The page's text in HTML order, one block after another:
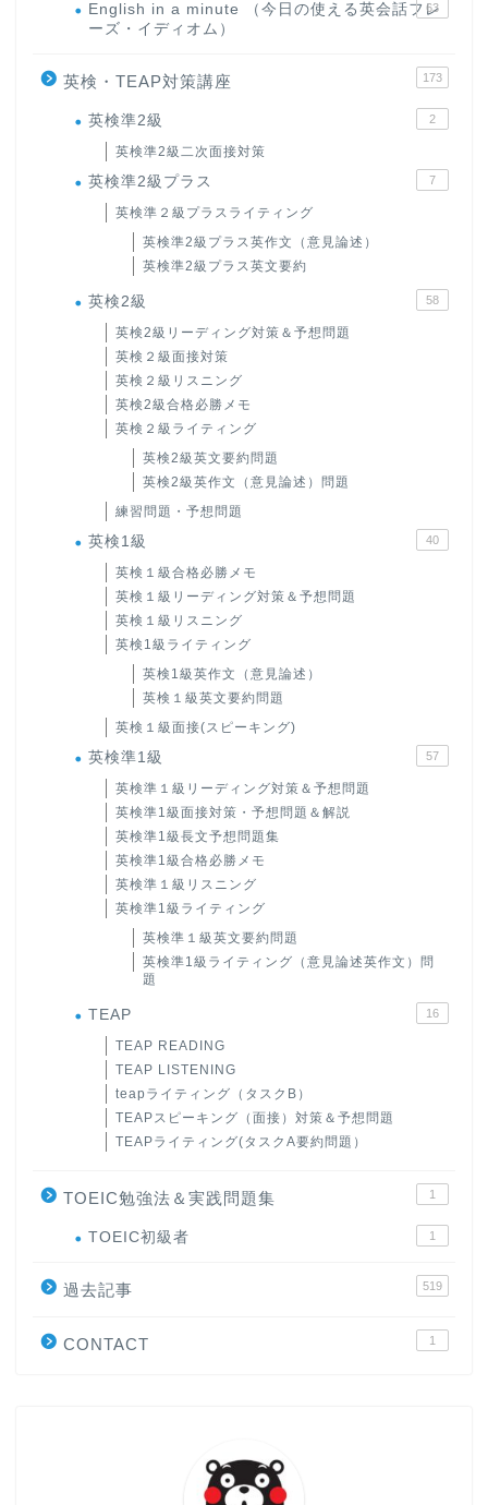
English in a minute （今日の使える英会話フレ
ーズ・イディオム）
63
英検・TEAP対策講座 173
英検準2級 2
英検準2級二次面接対策
英検準2級プラス 7
英検準２級プラスライティング
英検準2級プラス英作文（意見論述）
英検準2級プラス英文要約
英検2級 58
英検2級リーディング対策＆予想問題
英検２級面接対策
英検２級リスニング
英検2級合格必勝メモ
英検２級ライティング
英検2級英文要約問題
英検2級英作文（意見論述）問題
練習問題・予想問題
英検1級 40
英検１級合格必勝メモ
英検１級リーディング対策＆予想問題
英検１級リスニング
英検1級ライティング
英検1級英作文（意見論述）
英検１級英文要約問題
英検１級面接(スピーキング)
英検準1級 57
英検準１級リーディング対策＆予想問題
英検準1級面接対策・予想問題＆解説
英検準1級長文予想問題集
英検準1級合格必勝メモ
英検準１級リスニング
英検準1級ライティング
英検準１級英文要約問題
英検準1級ライティング（意見論述英作文）問
題
TEAP 16
TEAP READING
TEAP LISTENING
teapライティング（タスクB）
TEAPスピーキング（面接）対策＆予想問題
TEAPライティング(タスクA要約問題）
TOEIC勉強法＆実践問題集 1
TOEIC初級者 1
過去記事 519
CONTACT 1
大学入試英語対策講座